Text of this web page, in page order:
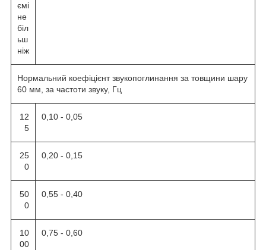
ємі
не
біл
ьш
ніж
Нормальний коефіцієнт звукопоглинання за товщини шару
60 мм, за частоти звуку, Гц
12
5
0,10 - 0,05
25
0
0,20 - 0,15
50
0
0,55 - 0,40
10
00
0,75 - 0,60